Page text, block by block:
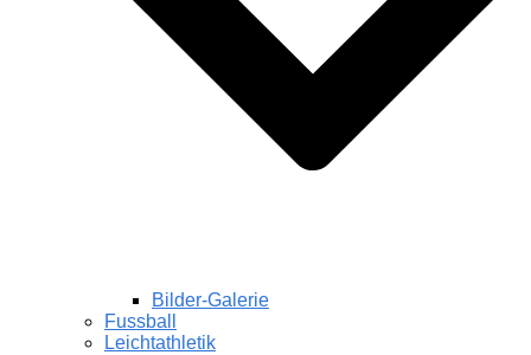
Bilder-Galerie
Fussball
Leichtathletik